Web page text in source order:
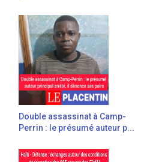
Double assassinat à Camp-
Perrin : le présumé auteur p...